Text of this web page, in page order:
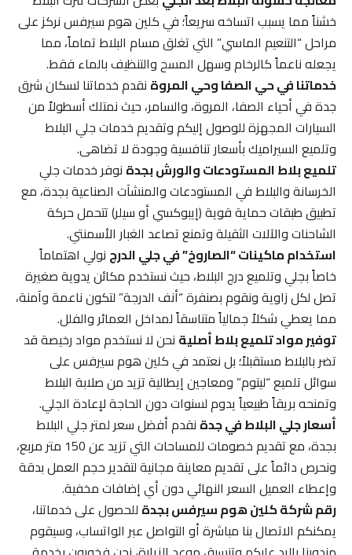
خشناً مما يسبب اتساخه سريعاً؛ في كلين هوم سيرفس نركز على
مراحل “التنعيم الماسي” التي تغلق مسام البلاط تماماً، مما
يجعله ناعماً كالرخام وسهل المسح والتنظيف بالماء فقط.
خدماتنا في حي الصفا وحي المروةنقدم خدماتنا لسكان شرق
جدة في أحياء الصفا، المروة، والسامر، حيث نمتلك أسطولاً من
السيارات المجهزة للوصول إليكم وتقديم خدمات جلي البلاط
وتلميع السيراميك بأسعار تنافسية وجودة لا تضاهى.
تلميع بلاط المستودعات والورش بجدةنوفر خدمات جلي
الخرسانة والبلاط في المستودعات والمنشآت الصناعية بجدة، مع
تطبيق طبقات حماية قوية (إيبوكسي أو سيلر) تتحمل حركة
الشاحنات والآلات الثقيلة وتمنع تصاعد الغبار الأسمنتي.
استخدام ماكينات “الصاروخ” في جلي الدرجنولي اهتماماً
خاصاً بجلي وتلميع درج البلاط، حيث نستخدم مكائن يدوية صغيرة
تصل لكل زاوية ونقوم بصنفرة “أنف الدرجة” لتكون ناعمة وآمنة،
مما يعطي شكلاً جمالياً متناسقاً لمداخل العمائر والفلل.
توفير مواد تلميع بلاط أصليةنحن لا نستخدم مواد رخيصة قد
تضر بالبلاط مستقبلاً؛ بل نعتمد في كلين هوم سيرفس على
سوائل تلميع “ليتوم” ومعاجين إيطالية تزيد من صلابة البلاط
وتمنحه بريقاً طبيعياً يدوم لسنوات دون الحاجة لإعادة الجلي.
أسعار جلي البلاط في جدةنقدم أفضل سعر لمتر جلي البلاط
بجدة، مع تقديم خصومات للمساحات التي تزيد عن 150 متر مربع،
ونحرص دائماً على تقديم معاينة مجانية لتقدير حجم العمل بدقة
وإعطاء العميل السعر النهائي دون أي إضافات مخفية.
رقم شركة كلين هوم سيرفس بجدةللحصول على خدماتنا،
يمكنكم الاتصال بنا مباشرة أو التواصل عبر الواتساب، وسيقوم